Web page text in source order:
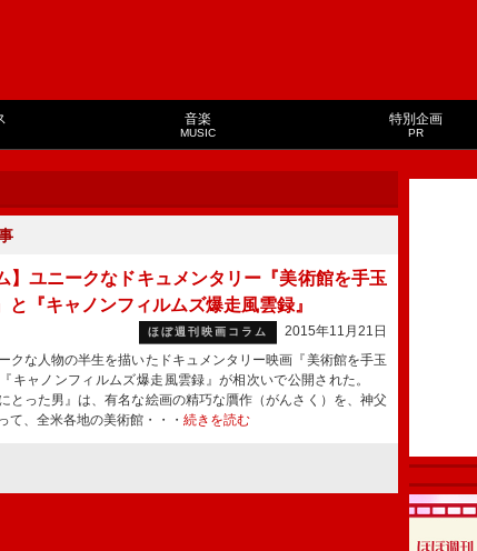
音楽
MUSIC
特別企画
PR
】ユニークなドキュメンタリー『美術館を手玉
と『キャノンフィルムズ爆走風雲録』
ほぼ週刊映画コラム
2015年11月21日
クな人物の半生を描いたドキュメンタリー映画『美術館を手玉
キャノンフィルムズ爆走風雲録』が相次いで公開された。
とった男』は、有名な絵画の精巧な贋作（がんさく）を、神父
て、全米各地の美術館・・・ 続きを読む